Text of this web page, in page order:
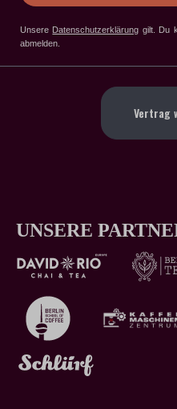
Unsere Datenschutzerklärung gilt. Du
abmelden.
Vertrag
UNSERE